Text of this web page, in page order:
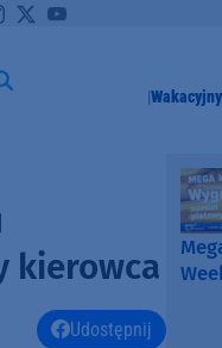
kierowca
Udostępnij